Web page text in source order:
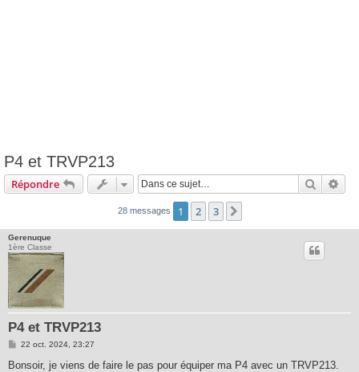
P4 et TRVP213
Répondre
28 messages 1 2 3
Gerenuque
1ère Classe
P4 et TRVP213
M
s
22 oct. 2024, 23:27
Bonsoir, je viens de faire le pas pour équiper ma P4 avec un TRVP213.